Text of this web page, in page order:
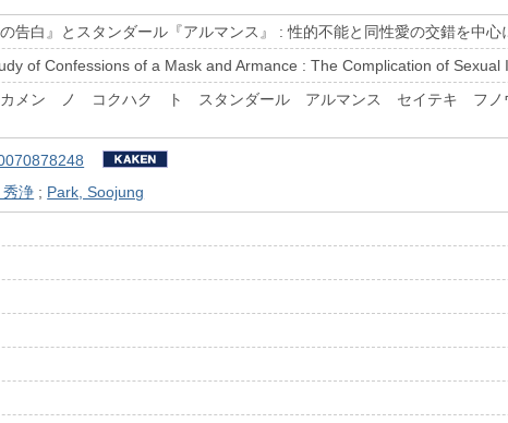
告白』とスタンダール『アルマンス』 : 性的不能と同性愛の交錯を中心
of Confessions of a Mask and Armance : The Complication of
メン ノ コクハク ト スタンダール アルマンス セイテキ フ
秀浄 ; Park, Soojung